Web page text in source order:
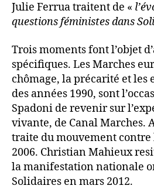
Julie Ferrua traitent de «
questions féministes dans
Trois moments font l’objet
spécifiques. Les Marches
chômage, la précarité et les
des années 1990, sont
Spadoni de revenir sur
vivante, de Canal Marches.
traite du mouvement contre
2006. Christian Mahieux
la manifestation nationale
Solidaires en mars 2012.